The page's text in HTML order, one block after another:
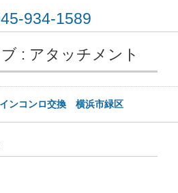
934-1589
: アタッチメント
ンコンロ交換 横浜市緑区